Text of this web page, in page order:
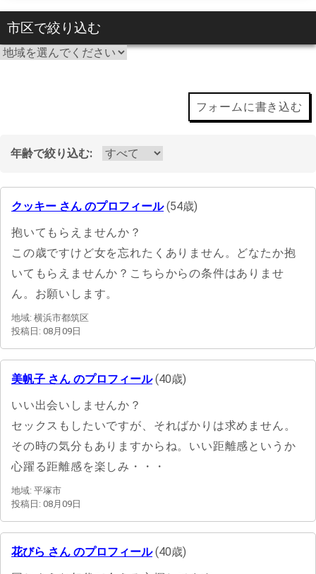
市区で絞り込む
フォームに書き込む
年齢で絞り込む:
クッキー さん のプロフィール(54歳)
抱いてもらえませんか？
この歳ですけど女を忘れたくありません。どなたか抱
いてもらえませんか？こちらからの条件はありませ
ん。お願いします。
地域: 横浜市都筑区
投稿日: 08月09日
美帆子 さん のプロフィール(40歳)
いい出会いしませんか？
セックスもしたいですが、そればかりは求めません。
その時の気分もありますからね。いい距離感というか
心躍る距離感を楽しみ・・・
地域: 平塚市
投稿日: 08月09日
花びら さん のプロフィール(40歳)